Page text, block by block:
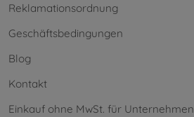
Reklamationsordnung
Geschäftsbedingungen
Blog
Kontakt
Einkauf ohne MwSt. für Unternehmen